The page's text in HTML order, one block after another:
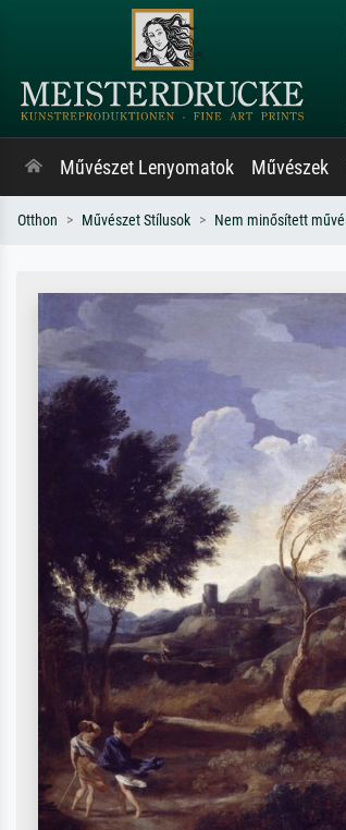
Művészet Lenyomatok Művészek
Otthon Művészet Stílusok Nem minősített